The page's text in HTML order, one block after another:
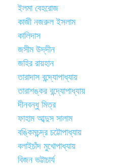
ইলমা বেহরোজ
কাজী নজরুল ইসলাম
কালিদাস
জসীম উদ্‌দীন
জহির রায়হান
তারাদাস বন্দ্যোপাধ্যায়
তারাশঙ্কর বন্দ্যোপাধ্যায়
দীনবন্ধু মিত্র
ফাহাম আব্দুস সালাম
বঙ্কিমচন্দ্র চট্টোপাধ্যায়
বলাইচাঁদ মুখোপাধ্যায়
বিজন ভট্টাচার্য